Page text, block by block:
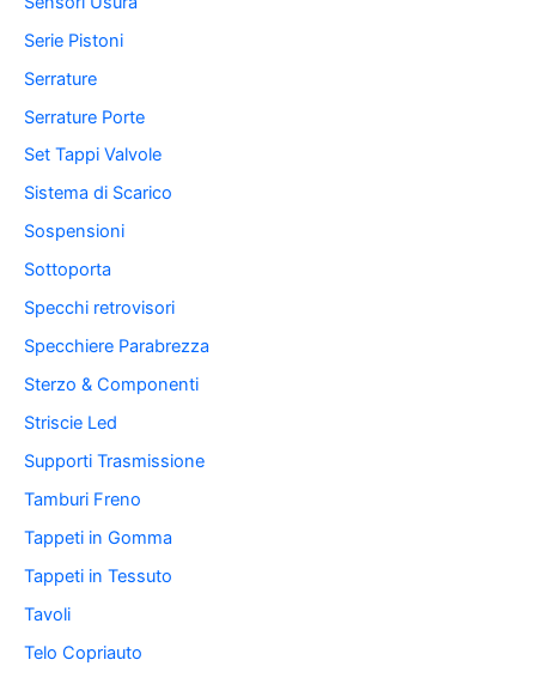
Serie Pistoni
Serrature
Serrature Porte
Set Tappi Valvole
Sistema di Scarico
Sospensioni
Sottoporta
Specchi retrovisori
Specchiere Parabrezza
Sterzo & Componenti
Striscie Led
Supporti Trasmissione
Tamburi Freno
Tappeti in Gomma
Tappeti in Tessuto
Tavoli
Telo Copriauto